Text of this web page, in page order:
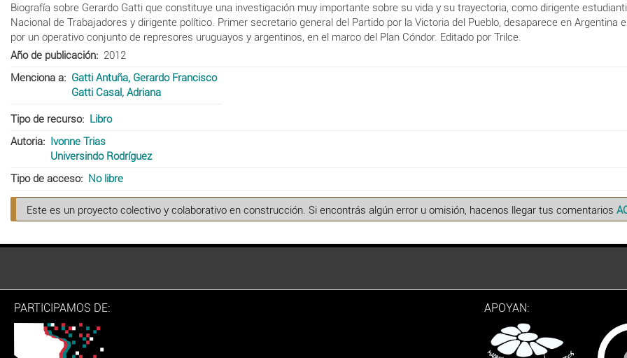
Biografía sobre Gerardo Gatti que constituye una investigación muy importante sobre su vida y su trayectoria, como dirigente
Nacional de Trabajadores y dirigente político. Primer secretario general del Partido por la Victoria del Pueblo, desaparece en Argentina
por un operativo conjunto de represores uruguayos y argentinos, en el marco del Plan Cóndor. Editado por Trilce.
Año de publicación
2012
Menciona a
Gatti Antuña, Gerardo Francisco
Gatti Casal, Adriana
Tipo de recurso
Libro
Autoria
Ivonne Trias
Universindo Rodríguez
Tipo de acceso
No libre
Este es un proyecto colectivo y colaborativo en construcción. Si encontrás algún error u omisión, hacenos llegar tus comentarios
PARTICIPAMOS DE: APOYAN: